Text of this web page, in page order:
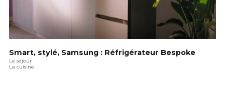
Smart, stylé, Samsung : Réfrigérateur Bespoke
Le séjour
La cuisine